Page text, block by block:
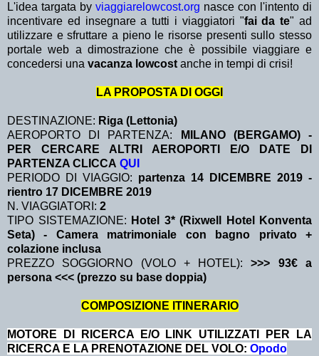
L'idea targata by viaggiarelowcost.org nasce con l'intento di
incentivare ed insegnare a tutti i viaggiatori "fai da te" ad
utilizzare e sfruttare a pieno le risorse presenti sullo stesso
portale web a dimostrazione che è possibile viaggiare e
concedersi una vacanza lowcost anche in tempi di crisi!
LA PROPOSTA DI OGGI
DESTINAZIONE: Riga (Lettonia)
AEROPORTO DI PARTENZA:
MILANO (BERGAMO) -
PER CERCARE ALTRI AEROPORTI E/O DATE DI
PARTENZA CLICCA QUI
PERIODO DI VIAGGIO: partenza 14 DICEMBRE 2019 -
rientro 17 DICEMBRE 2019
N. VIAGGIATORI: 2
TIPO SISTEMAZIONE: Hotel 3* (Rixwell Hotel Konventa
Seta) - Camera matrimoniale con bagno privato +
colazione inclusa
PREZZO SOGGIORNO (VOLO + HOTEL):>>> 93€ a
persona <<< (prezzo su base doppia)
COMPOSIZIONE ITINERARIO
MOTORE DI RICERCA E/O LINK UTILIZZATI PER LA
RICERCA E LA PRENOTAZIONE DEL VOLO: Opodo